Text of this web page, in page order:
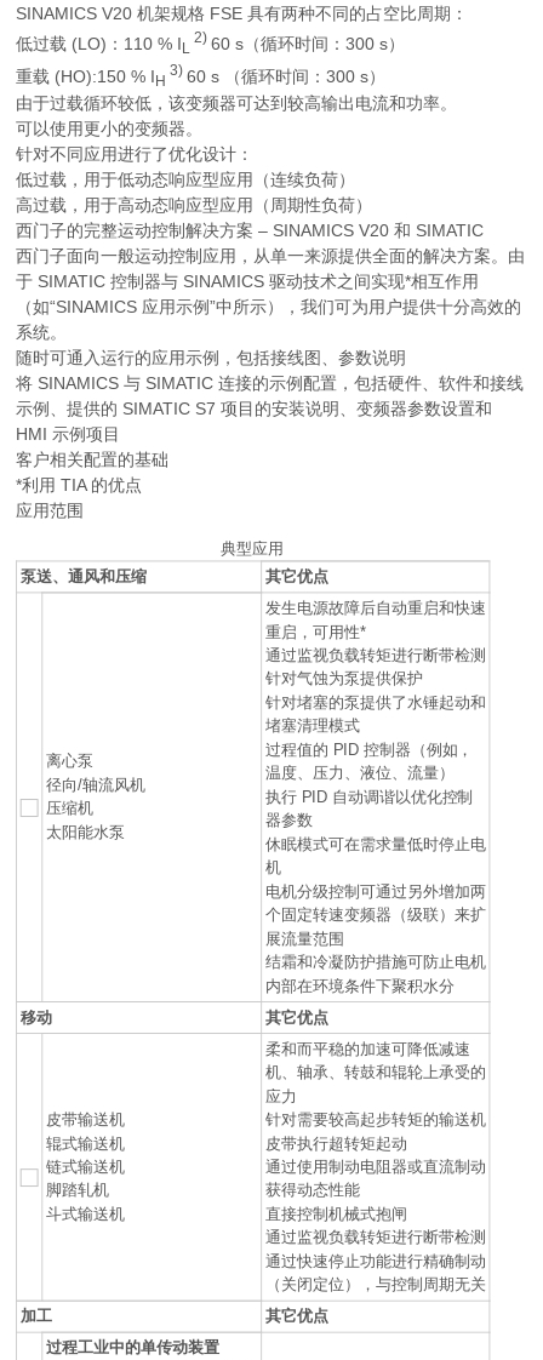
SINAMICS V20 机架规格 FSE 具有两种不同的占空比周期：
低过载 (LO)：110 % I 2) 60 s（循环时间：300 s）
重载 (HO):150 % IH
3) 60 s （循环时间：300 s）
由于过载循环较低，该变频器可达到较高输出电流和功率。
可以使用更小的变频器。
针对不同应用进行了优化设计：
低过载，用于低动态响应型应用（连续负荷）
高过载，用于高动态响应型应用（周期性负荷）
西门子的完整运动控制解决方案 – SINAMICS V20 和 SIMATIC
西门子面向一般运动控制应用，从单一来源提供全面的解决方案。由
于 SIMATIC 控制器与 SINAMICS 驱动技术之间实现*相互作用
（如“SINAMICS 应用示例”中所示），我们可为用户提供十分高效的
系统。
随时可通入运行的应用示例，包括接线图、参数说明
将 SINAMICS 与 SIMATIC 连接的示例配置，包括硬件、软件和接线
示例、提供的 SIMATIC S7 项目的安装说明、变频器参数设置和
HMI 示例项目
客户相关配置的基础
*利用 TIA 的优点
应用范围
典型应用
泵送、通风和压缩 其它优点
离心泵
径向/轴流风机
压缩机
太阳能水泵
发生电源故障后自动重启和快速
重启，可用性*
通过监视负载转矩进行断带检测
针对气蚀为泵提供保护
针对堵塞的泵提供了水锤起动和
堵塞清理模式
过程值的 PID 控制器（例如，
温度、压力、液位、流量）
执行 PID 自动调谐以优化控制
器参数
休眠模式可在需求量低时停止电
机
电机分级控制可通过另外增加两
个固定转速变频器（级联）来扩
展流量范围
结霜和冷凝防护措施可防止电机
内部在环境条件下聚积水分
移动 其它优点
皮带输送机
辊式输送机
链式输送机
脚踏轧机
斗式输送机
柔和而平稳的加速可降低减速
机、轴承、转鼓和辊轮上承受的
应力
针对需要较高起步转矩的输送机
皮带执行超转矩起动
通过使用制动电阻器或直流制动
获得动态性能
直接控制机械式抱闸
通过监视负载转矩进行断带检测
通过快速停止功能进行精确制动
（关闭定位），与控制周期无关
加工
其它优点
过程工业中的单传动装置